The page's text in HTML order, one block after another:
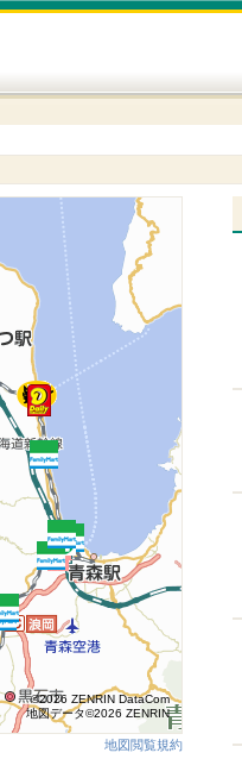
©2026 ZENRIN DataCom
地図データ©2026 ZENRIN
地図閲覧規約